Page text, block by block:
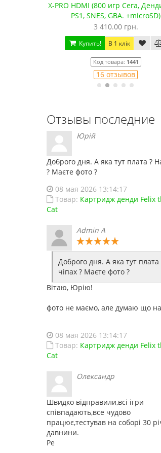
X-PRO HDMI (800 игр Сега,
PS1, SNES, GBA. +microSD)
3 410.00 грн.
Купить! В 1 клік
Код товара: 1441
16 отзывов
Отзывы последние
Юрій
Доброго дня. А яка тут плата ?
? Маєте фото ?
08 мая 2026 13:14:17
Товар: Картридж денди Felix
Cat
Admin A
Доброго дня. А яка тут плата
чіпах ? Маєте фото ?
Вітаю, Юрію!
фото не маємо, але думаю що на
08 мая 2026 13:14:17
Товар: Картридж денди Felix
Cat
Олександр
Швидко відправили,всі ігри
співпадають,все чудово
працює,тестував на соборі 30
давнини.
Ре